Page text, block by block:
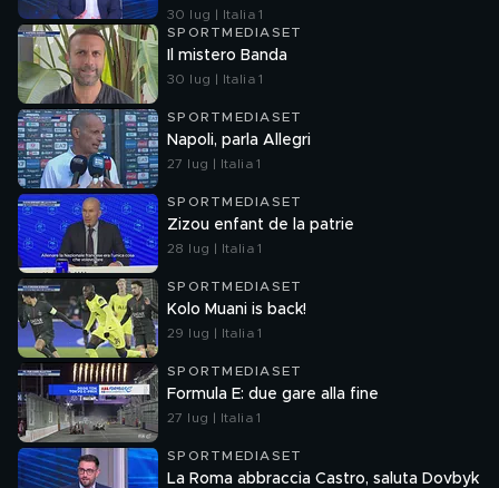
30 lug | Italia 1
SPORTMEDIASET
Il mistero Banda
30 lug | Italia 1
SPORTMEDIASET
Napoli, parla Allegri
27 lug | Italia 1
SPORTMEDIASET
Zizou enfant de la patrie
28 lug | Italia 1
SPORTMEDIASET
Kolo Muani is back!
29 lug | Italia 1
SPORTMEDIASET
Formula E: due gare alla fine
27 lug | Italia 1
SPORTMEDIASET
La Roma abbraccia Castro, saluta Dovbyk